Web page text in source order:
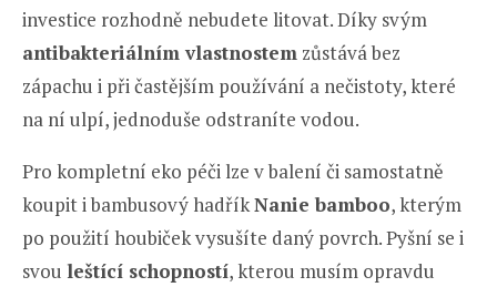
investice rozhodně nebudete litovat. Díky svým
antibakteriálním vlastnostem zůstává bez
zápachu i při častějším používání a nečistoty, které
na ní ulpí, jednoduše odstraníte vodou.
Pro kompletní eko péči lze v balení či samostatně
koupit i bambusový hadříkNanie bamboo, kterým
po použití houbiček vysušíte daný povrch. Pyšní se i
svou leštící schopností, kterou musím opravdu